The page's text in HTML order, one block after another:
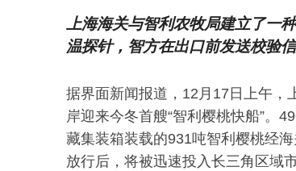
上海海关与智利农牧局建立了一
温探针，智方在出口前发送校验
据界面新闻报道，12月17日上午，
岸迎来今冬首艘“智利樱桃快船”。
藏集装箱装载的931吨智利樱桃经
放行后，将被迅速投入长三角区域市